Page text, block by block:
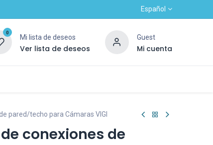
Español
0
Mi lista de deseos
Ver lista de deseos
Guest
Mi cuenta
pared/techo para Cámaras VIGI
conexiones de